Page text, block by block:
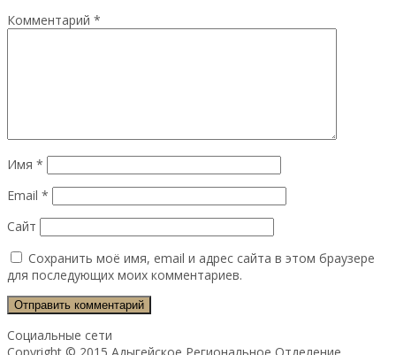
Комментарий *
Имя *
Email *
Сайт
Сохранить моё имя, email и адрес сайта в этом браузере
для последующих моих комментариев.
Социальные сети
Copyright © 2015 Адыгейское Региональное Отделение.